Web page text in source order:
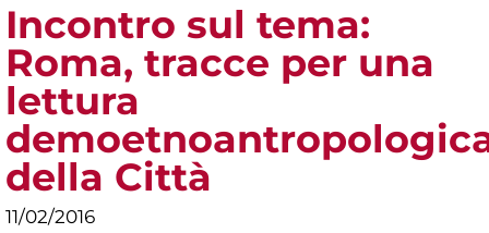
Incontro sul tema:
Roma, tracce per una
lettura
della Città
11/02/2016